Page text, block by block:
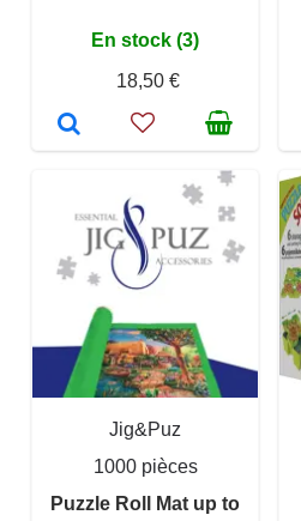
En stock (3)
18,50 €
Jig&Puz
1000 pièces
Puzzle Roll Mat up to